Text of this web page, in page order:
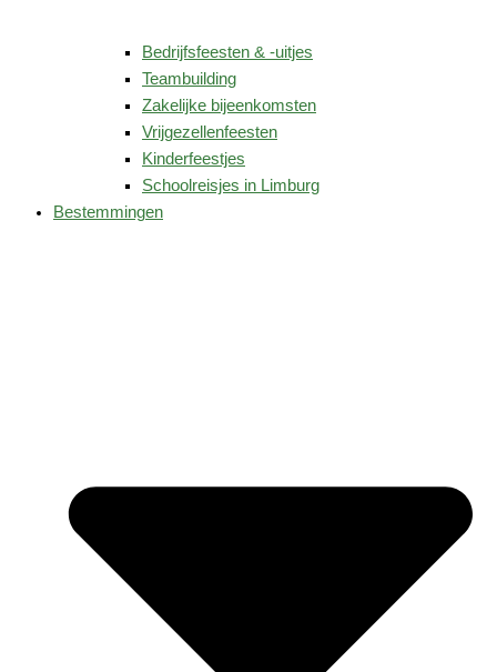
Bedrijfsfeesten & -uitjes
Teambuilding
Zakelijke bijeenkomsten
Vrijgezellenfeesten
Kinderfeestjes
Schoolreisjes in Limburg
Bestemmingen